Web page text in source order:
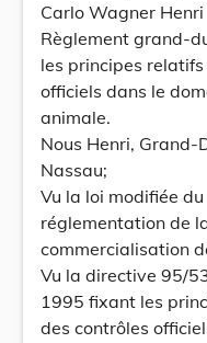
Carlo Wagner Henri
Règlement grand-
les principes
officiels dans le
animale.
Nous Henri, Grand-
Nassau;
Vu la loi modifiée
réglementation de
commercialisation
Vu la directive 95/
1995 fixant les
des contrôles